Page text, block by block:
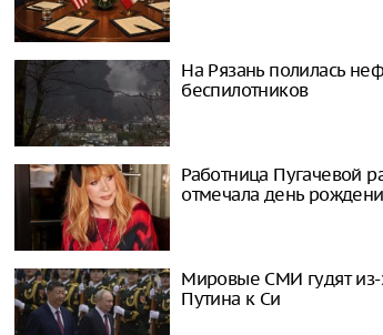
На Рязань полилась
беспилотников
Работница Пугачевой
отмечала день
Мировые СМИ гудят из-
Путина к Си